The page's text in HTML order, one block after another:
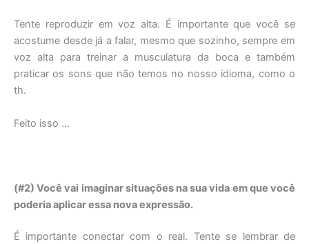
Tente reproduzir em voz alta. É importante que você se
acostume desde já a falar, mesmo que sozinho, sempre em
voz alta para treinar a musculatura da boca e também
praticar os sons que não temos no nosso idioma, como o
th.
Feito isso …
(#2) Você vai imaginar situações na sua vida em que você
poderia aplicar essa nova expressão.
É importante conectar com o real. Tente se lembrar de